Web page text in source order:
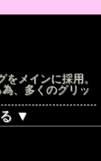
メインに採用。
、多くのグリッ
の効果によりリリ
レートの最大径部
▼